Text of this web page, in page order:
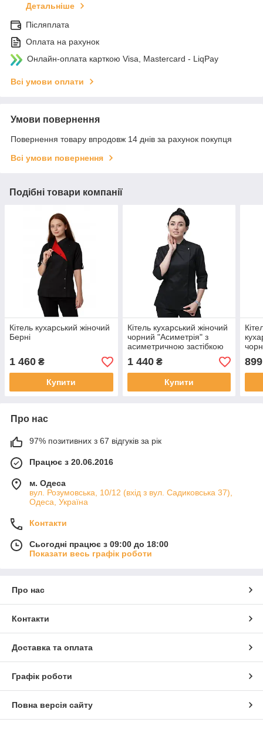
Детальніше
Післяплата
Оплата на рахунок
Онлайн-оплата карткою Visa, Mastercard - LiqPay
Всі умови оплати
Умови повернення
Повернення товару впродовж 14 днів за рахунок покупця
Всі умови повернення
Подібні товари компанії
Кітель кухарський жіночий
Берні
1 460 ₴
Купити
Кітель кухарський жіночий
чорний "Асиметрія" з
асиметричною застібкою
1 440₴
Купити
899
Про нас
97% позитивних з 67 відгуків за рік
Працює з 20.06.2016
м. Одеса
вул. Розумовська, 10/12 (вхід з вул. Садиковська 37),
Одеса, Україна
Контакти
Сьогодні працює з 09:00 до 18:00
Показати весь графік роботи
Про нас
Контакти
Доставка та оплата
Графік роботи
Повна версія сайту